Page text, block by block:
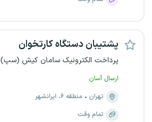
پشتیبان دستگاه کارتخوان
پرداخت الکترونیک سامان کیش (سپ)
ارسال آسان
تهران
منطقه ۶، ایرانشهر
تمام وقت